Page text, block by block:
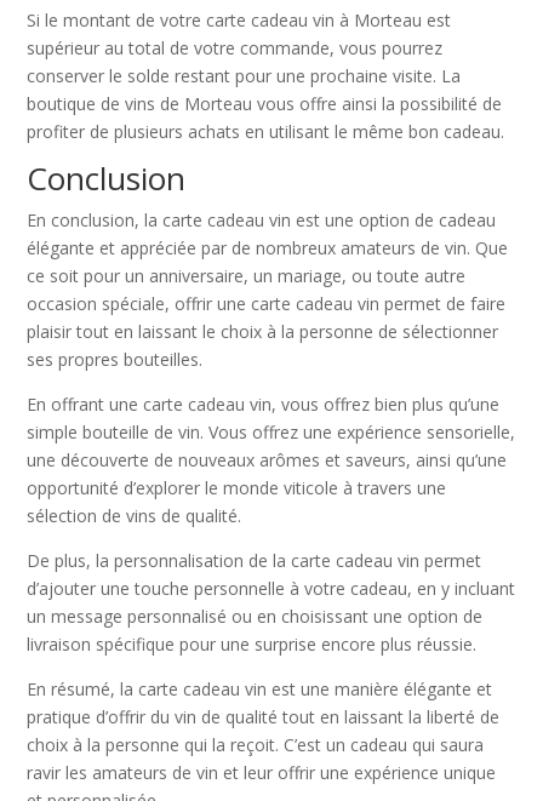
Si le montant de votre carte cadeau vin à Morteau est
supérieur au total de votre commande, vous pourrez
conserver le solde restant pour une prochaine visite. La
boutique de vins de Morteau vous offre ainsi la possibilité de
profiter de plusieurs achats en utilisant le même bon cadeau.
Conclusion
En conclusion, la carte cadeau vin est une option de cadeau
élégante et appréciée par de nombreux amateurs de vin. Que
ce soit pour un anniversaire, un mariage, ou toute autre
occasion spéciale, offrir une carte cadeau vin permet de faire
plaisir tout en laissant le choix à la personne de sélectionner
ses propres bouteilles.
En offrant une carte cadeau vin, vous offrez bien plus qu’une
simple bouteille de vin. Vous offrez une expérience sensorielle,
une découverte de nouveaux arômes et saveurs, ainsi qu’une
opportunité d’explorer le monde viticole à travers une
sélection de vins de qualité.
De plus, la personnalisation de la carte cadeau vin permet
d’ajouter une touche personnelle à votre cadeau, en y incluant
un message personnalisé ou en choisissant une option de
livraison spécifique pour une surprise encore plus réussie.
En résumé, la carte cadeau vin est une manière élégante et
pratique d’offrir du vin de qualité tout en laissant la liberté de
choix à la personne qui la reçoit. C’est un cadeau qui saura
ravir les amateurs de vin et leur offrir une expérience unique